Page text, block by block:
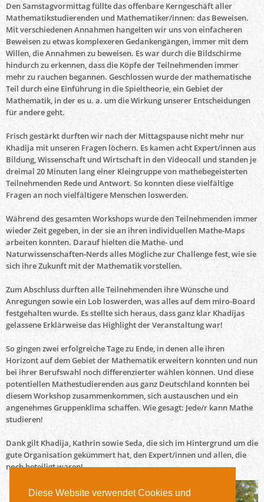
Diese Website verwendet Cookies und
Den Samstagvormittag füllte das offenbare Kerngeschäft aller
Mathematikstudierenden und Mathematiker/innen: das Beweisen.
Mit verschiedenen Annahmen hangelten wir uns von einfacheren
Beweisen zu etwas komplexeren Gedankengängen, immer mit dem
Willen, die Annahmen zu beweisen. Es war durch die Bildschirme
hindurch zu erkennen, dass die Köpfe der Teilnehmenden immer
mehr zu rauchen begannen. Geschlossen wurde der mathematische
Teil durch eine Einführung in die Spieltheorie, ein Gebiet der
Mathematik, in der es u. a. um die Wirkung unserer Entscheidungen
für andere geht.
Frisch gestärkt durften wir nach der Mittagspause nicht mehr nur
Khadija mit unseren Fragen löchern. Es kamen acht Expert/innen aus
Bildung, Wissenschaft und Wirtschaft in den Videocall und standen je
dreimal 20 Minuten lang einer Kleingruppe von mathebegeisterten
Teilnehmenden Rede und Antwort. So konnten diese vielfältige
Fragen an noch vielfältigere Menschen loswerden.
Während des gesamten Workshops wurde den Teilnehmenden immer
wieder Zeit gegeben, in der sie an ihren individuellen Mathe-Maps
arbeiten konnten. Darauf hielten die Mathe- und
Naturwissenschaften-Nerds alles Mögliche zur Challenge fest, wie sie
sich ihre Zukunft mit der Mathematik vorstellen.
Zum Abschluss durften alle Teilnehmenden ihre Wünsche und
Anregungen sowie ein Lob loswerden, was alles auf dem miro-Board
festgehalten wurde. Es stellte sich heraus, dass ganz klar Khadijas
gelassene Erklärweise das Highlight der Veranstaltung war!
So gingen zwei erfolgreiche Tage zu Ende, in denen alle ihren
Horizont auf dem Gebiet der Mathematik erweitern konnten und nun
bei ihrer Berufswahl noch differenzierter wählen können. Und diese
potentiellen Mathestudierenden aus ganz Deutschland konnten bei
diesem Workshop zusammenkommen, sich austauschen und ein
angenehmes Gruppenklima schaffen. Wie gesagt: Jede/r kann Mathe
studieren!
Dank gilt Khadija, Kathrin sowie Seda, die sich im Hintergrund um die
gute Organisation gekümmert hat, den Expert/innen und allen, die
noch beteiligt waren!